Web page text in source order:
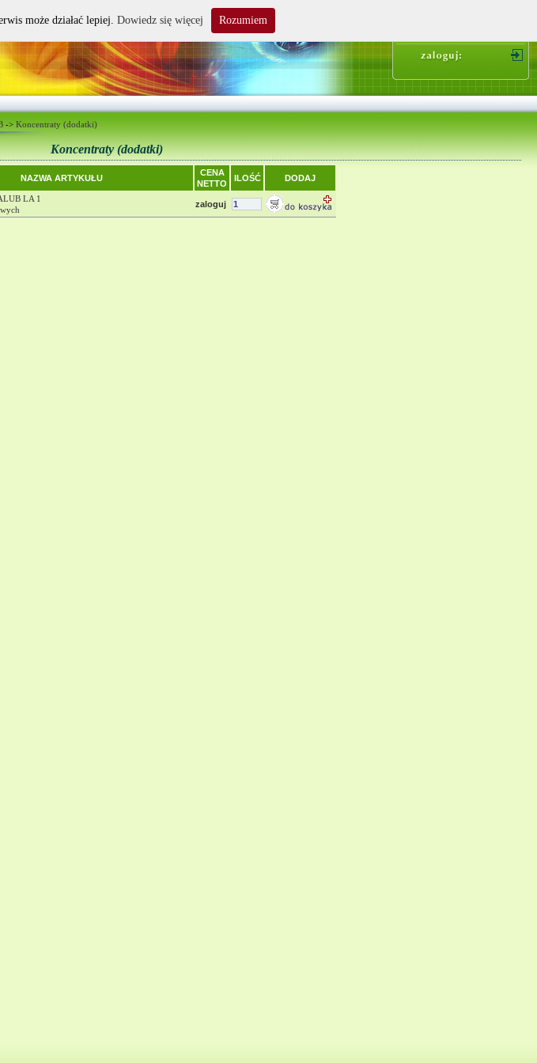
-> Koncentraty (dodatki)
Koncentraty (dodatki)
NAZWA ARTYKUŁU
CENA
NETTO
ILOŚĆ DODAJ
LA 1
zaloguj
może działać lepiej. Dowiedz się więcej Rozumiem